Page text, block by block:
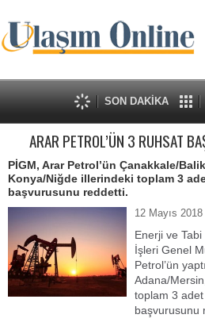
SON DAKİKA
ARAR PETROL’ÜN 3 RUHSAT
PİGM, Arar Petrol’ün Çanakkale/
Konya/Niğde illerindeki toplam 3
başvurusunu reddetti.
12 Mayıs
Enerji ve Tabi
İşleri Genel
Petrol’ün
Adana/
toplam 3
başvurusunu